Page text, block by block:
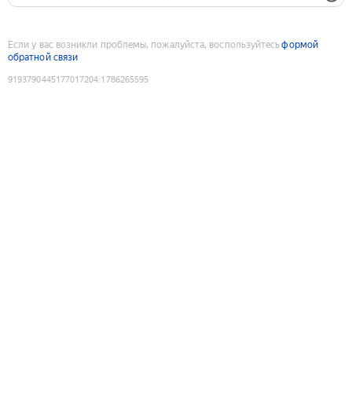
Если у вас возникли проблемы, пожалуйста, воспользуйтесьформой
обратной связи
9193790445177017204:1786265595